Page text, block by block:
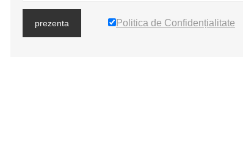
prezenta Politica de Confidențialitate